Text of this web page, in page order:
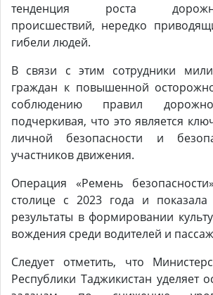
тенденция роста дорожно-
происшествий, нередко
гибели людей.
В связи с этим сотрудники
граждан к повышенной
соблюдению правил
подчеркивая, что это является
личной безопасности и
участников движения.
Операция «Ремень
столице с 2023 года и показала
результаты в формировании
вождения среди водителей и
Следует отметить, что
Республики Таджикистан уделяет